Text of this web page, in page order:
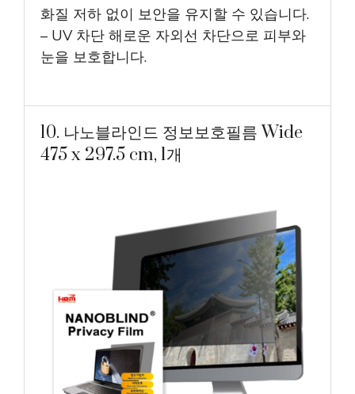
화질 저하 없이 보안을 유지할 수 있습니다.
– UV 차단 해로운 자외선 차단으로 피부와
눈을 보호합니다.
10. 나노블라인드 정보보호필름 Wide
475 x 297.5 cm, 1개